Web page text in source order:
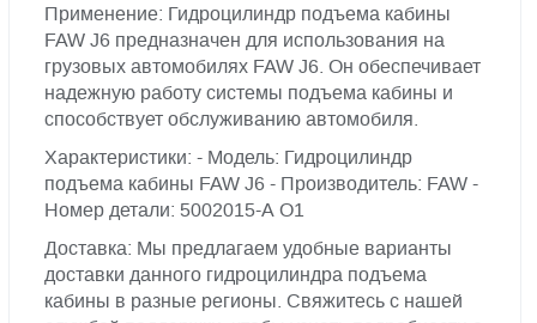
Применение: Гидроцилиндр подъема кабины
FAW J6 предназначен для использования на
грузовых автомобилях FAW J6. Он обеспечивает
надежную работу системы подъема кабины и
способствует обслуживанию автомобиля.
Характеристики: - Модель: Гидроцилиндр
подъема кабины FAW J6 - Производитель: FAW -
Номер детали: 5002015-А О1
Доставка: Мы предлагаем удобные варианты
доставки данного гидроцилиндра подъема
кабины в разные регионы. Свяжитесь с нашей